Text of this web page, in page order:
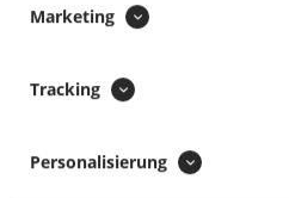
+ 35,84 CHF
Faulstreifen
Marketing
Tracking
Personalisierung